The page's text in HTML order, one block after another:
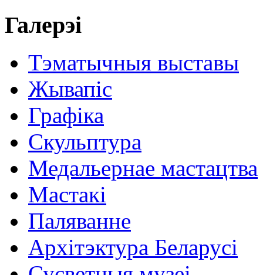
Галерэі
Тэматычныя выставы
Жывапіс
Графіка
Скульптура
Медальернае мастацтва
Мастакі
Паляванне
Архітэктура Беларусі